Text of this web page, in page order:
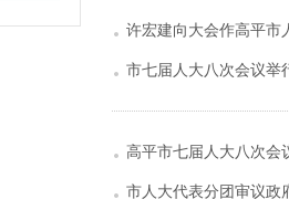
许宏建向大会作高平市
市七届人大八次会议举
高平市七届人大八次会
市人大代表分团审议政